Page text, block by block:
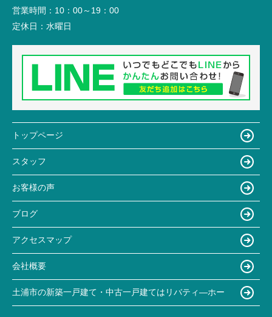
営業時間： 10：00～19：00
定休日： 水曜日
トップページ
スタッフ
お客様の声
ブログ
アクセスマップ
会社概要
土浦市の新築一戸建て・中古一戸建てはリバティ―ホー